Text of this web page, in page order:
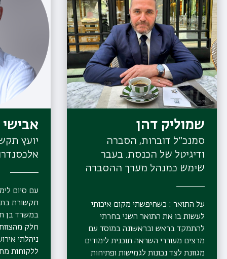
שמוליק דהן
סמנכ״ל דוברות, הסברה
ודיגיטל של הכנסת. בעבר
שימש כמנהל מערך ההסברה
התרבות והספורט, דובר
קדימה, הליכוד ודובר
התאחדות הסטודנטים
הארצית, כנסת ישראל
על התואר : כשחיפשתי מקום איכותי
לעשות בו את התואר השני בחרתי
להתמקד בראש ובראשונה במוסד עם
מרצים מעוררי השראה תוכנית לימודים
מגוונת לצד נכונות לגמישות ופתיחות
אבישי
יועץ
עם סיום
תקשורת
במשרד בן
חלק
ניהלתי
ללקוחות